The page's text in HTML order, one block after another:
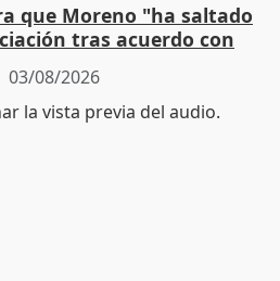
que Moreno "ha saltado
tras acuerdo con
03/08/2026